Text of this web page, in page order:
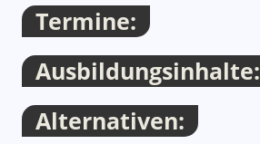
Termine:
Ausbildungsinhalte:
Alternativen: